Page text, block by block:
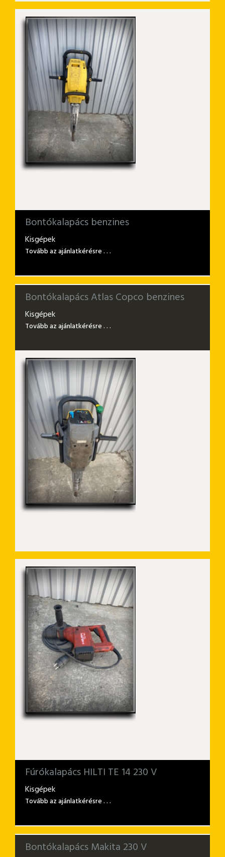
Bontókalapács benzines
Kisgépek
Tovább az ajánlatkérésre . . .
Bontókalapács Atlas Copco benzines
Kisgépek
Tovább az ajánlatkérésre . . .
Fúrókalapács HILTI TE 14 230 V
Kisgépek
Tovább az ajánlatkérésre . . .
Bontókalapács Makita 230 V